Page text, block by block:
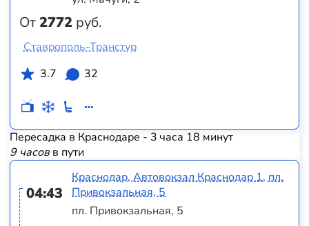
От2772 руб.
Ставрополь-Транстур
3.7
32
Пересадка в Краснодаре - 3 часа 18 минут
9 часовв пути
04:43
Краснодар, Автовокзал Краснодар 1, пл.
Привокзальная, 5
пл. Привокзальная, 5